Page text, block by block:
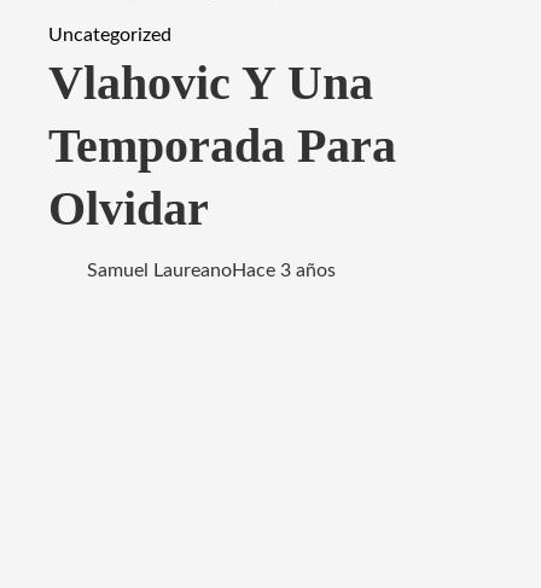
Uncategorized
Vlahovic Y Una
Temporada Para
Olvidar
Samuel LaureanoHace 3 años